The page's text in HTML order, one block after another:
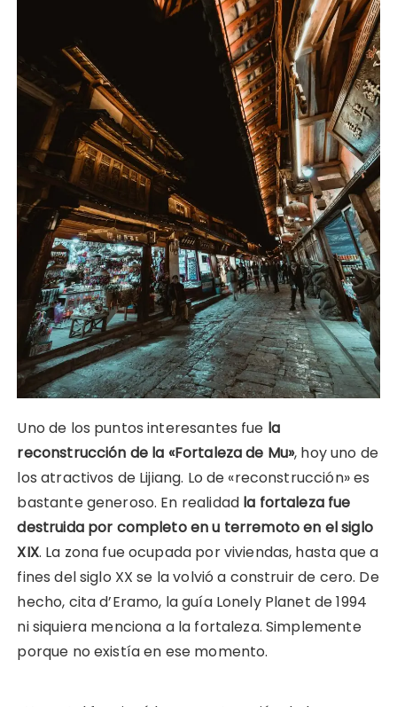
Uno de los puntos interesantes fue la
reconstrucción de la «Fortaleza de Mu», hoy uno de
los atractivos de Lijiang. Lo de «reconstrucción» es
bastante generoso. En realidad la fortaleza fue
destruida por completo en u terremoto en el siglo
XIX. La zona fue ocupada por viviendas, hasta que a
fines del siglo XX se la volvió a construir de cero. De
hecho, cita d’Eramo, la guía Lonely Planet de 1994
ni siquiera menciona a la fortaleza. Simplemente
porque no existía en ese momento.